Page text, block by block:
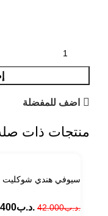
اضف للمفضلة
منتجات ذات
سيوفي هندي شوكليت
.د.ب42.000 .د.ب